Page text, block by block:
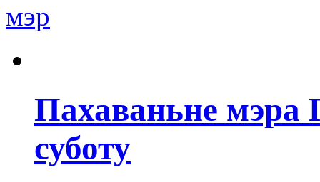
мэр
Пахаваньне мэра
суботу